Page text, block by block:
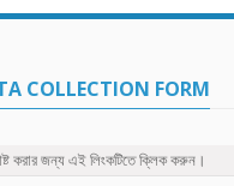
COLLECTION FORM
করার জন্য এই লিংকটিতে ক্লিক করুন।